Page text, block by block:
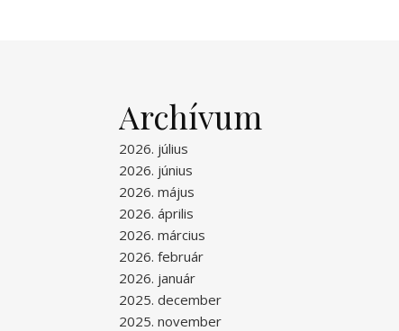
Archívum
2026. július
2026. június
2026. május
2026. április
2026. március
2026. február
2026. január
2025. december
2025. november